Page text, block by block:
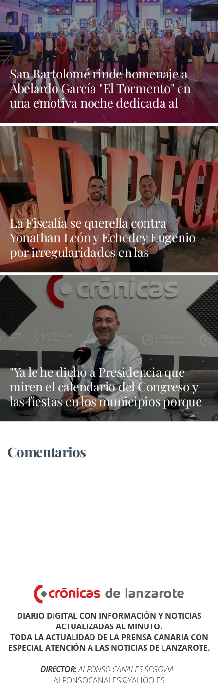
San Bartolomé rinde homenaje a
Abelardo García "El Tormento" en
una emotiva noche dedicada al
folclore canario
La Fiscalía se querella contra
Yonathan León y Echedey Eugenio
por irregularidades en las
contrataciones de las fiestas
"Ya le he dicho a Presidencia que
miren el calendario del Congreso y
las fiestas en los municipios porque
Dolores Corujo estaba en un fiesta
pleno"
Comentarios
DIARIO DIGITAL CON INFORMACIÓN Y NOTICIAS
ACTUALIZADAS AL MINUTO.
TODA LA ACTUALIDAD DE LA PRENSA CANARIA CON
ESPECIAL ATENCIÓN A LAS NOTICIAS DE LANZAROTE.
DIRECTOR:ALFONSO CANALES SEGOVIA -
ALFONSOCANALES@YAHOO.ES